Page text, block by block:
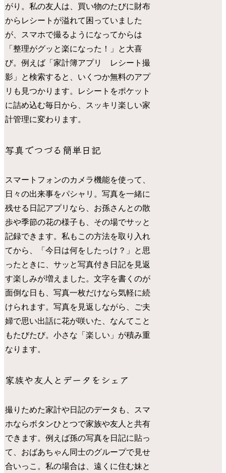
がり。私の友人は、買い物のたびに財布
からレシートが溢れて困っていました
が、スマホで撮るようになってからは
「整理がグッと楽になった！」と大喜
び。例えば「家計簿アプリ レシート撮
影」と検索すると、いくつか無料のアプ
リも見つかります。レシートをポケット
に詰め込む毎日から、スッキリ楽しい家
計管理に変わります。
写真でつづる簡単日記
スマートフォンのカメラ機能を使って、
日々の出来事をパシャリ。写真を一緒に
残せる日記アプリなら、お孫さんとの散
歩や季節の花の様子も、その場でサッと
記録できます。私もこの方法を取り入れ
てから、「今日は何をしたっけ？」と思
ったときに、サッと写真付き日記を見返
す楽しみが増えました。文字を書くのが
面倒な日も、写真一枚だけなら気軽に続
けられます。写真を見返しながら、ご夫
婦で思い出話に花が咲いた、なんてこと
もたびたび。小さな「楽しい」が積み重
なります。
家族や友人とデータをシェア
撮りためた家計や日記のデータも、スマ
ホならボタンひとつで家族や友人と共有
できます。例えば孫の写真を日記に貼っ
て、おばあちゃん同士のグループで見せ
合いっこ。私の場合は、遠くに住む妹と